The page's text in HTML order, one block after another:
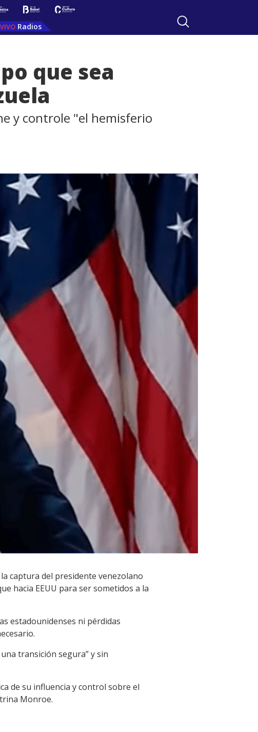
Radios
que sea
y controle "el hemisferio
captura del presidente venezolano
hacia EEUU para ser sometidos a la
estadounidenses ni pérdidas
transición segura” y sin
de su influencia y control sobre el
Monroe.